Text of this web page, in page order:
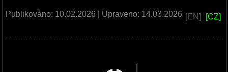
Publikováno: 10.02.2026 | Upraveno: 14.03.2026 [EN] [CZ]